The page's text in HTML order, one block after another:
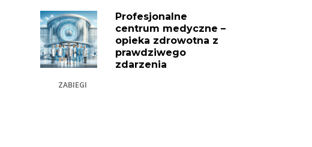
Profesjonalne
centrum medyczne –
opieka zdrowotna z
prawdziwego
zdarzenia
ZABIEGI